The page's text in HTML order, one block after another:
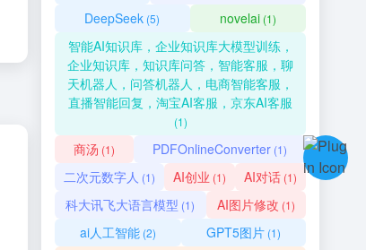
DeepSeek (5) novelai(1)
智能AI知识库，企业知识库大模型训练，
企业知识库，知识库问答，智能客服，聊
天机器人，问答机器人，电商智能客服，
直播智能回复，淘宝AI客服，京东AI客服
(1)
商汤 (1) PDFOnlineConverter (1)
二次元数字人 (1) AI创业 (1) AI对话 (1)
科大讯飞大语言模型 (1) AI图片修改 (1)
ai人工智能 (2) GPT5图片 (1)